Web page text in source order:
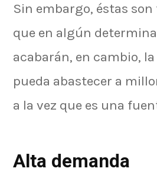
Sin embargo, éstas
que en algún
acabarán, en cambio,
pueda abastecer a
a la vez que es una
Alta demanda